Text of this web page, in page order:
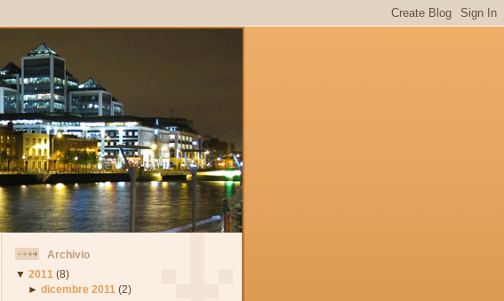
Archivio
▼ 2011 (8)
►dicembre 2011 (2)